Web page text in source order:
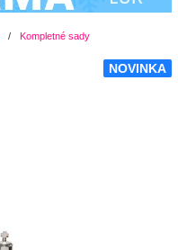
/ Kompletné sady
NOVINKA